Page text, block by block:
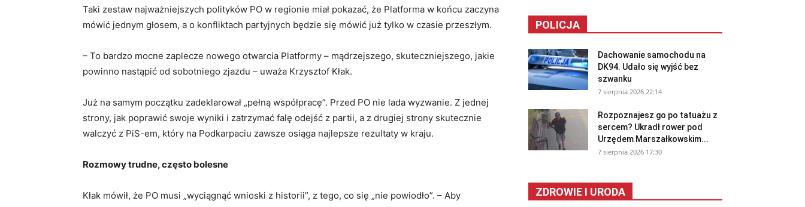
Taki zestaw najważniejszych polityków PO w regionie miał pokazać, że Platforma w końcu zaczyna
mówić jednym głosem, a o konfliktach partyjnych będzie się mówić już tylko w czasie przeszłym.
– To bardzo mocne zaplecze nowego otwarcia Platformy – mądrzejszego, skuteczniejszego, jakie
powinno nastąpić od sobotniego zjazdu – uważa Krzysztof Kłak.
Już na samym początku zadeklarował „pełną współpracę”. Przed PO nie lada wyzwanie. Z jednej
strony, jak poprawić swoje wyniki i zatrzymać falę odejść z partii, a z drugiej strony skutecznie
walczyć z PiS-em, który na Podkarpaciu zawsze osiąga najlepsze rezultaty w kraju.
Rozmowy trudne, często bolesne
Kłak mówił, że PO musi „wyciągnąć wnioski z historii”, z tego, co się „nie powiodło”. – Aby
POLICJA
Dachowanie samochodu na
DK94. Udało się wyjść bez
szwanku
7 sierpnia 2026 22:14
Rozpoznajesz go po tatuażu z
sercem? Ukradł rower pod
Urzędem Marszałkowskim...
7 sierpnia 2026 17:30
ZDROWIE I URODA